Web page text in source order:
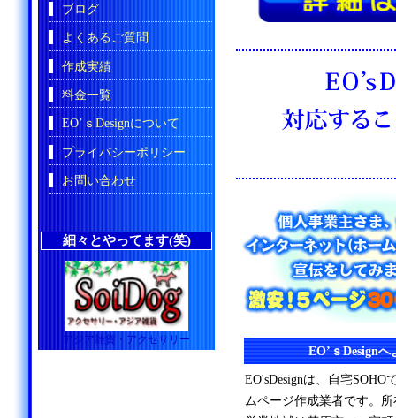
EO’ｓDesign
EO'sDesignは、自宅SOHO
ムページ作成業者です。
ブログ
よくあるご質問
作成実績
料金一覧
EO’ｓDesignについて
プライバシーポリシー
お問い合わせ
細々とやってます(笑)
アジア雑貨・アクセサリー